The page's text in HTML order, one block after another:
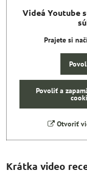
Videá Youtube
Prajete si
Povoliť a
Otvoriť
Krátka video